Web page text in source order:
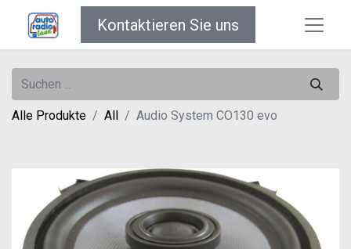
Kontaktieren Sie uns
Alle Produkte All Audio System CO130 evo